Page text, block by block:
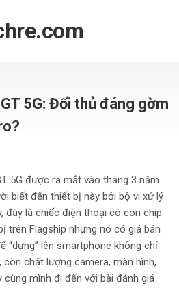
5G: Đối thủ đáng gờm
5G được ra mắt vào tháng 3 năm
biết đến thiết bị này bởi bộ vi xử lý
đây là chiếc điện thoại có con chip
trên Flagship nhưng nó có giá bán
“dựng” lên smartphone không chỉ
chất lượng camera, màn hình,
cùng mình đi đến với bài đánh giá